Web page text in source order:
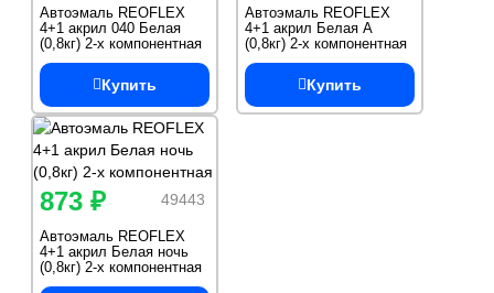
Автоэмаль REOFLEX
4+1 акрил 040 Белая
(0,8кг) 2-х компонентная
Купить
Автоэмаль REOFLEX
4+1 акрил Белая А
(0,8кг) 2-х компонентная
Купить
49443
873 ₽
Автоэмаль REOFLEX
4+1 акрил Белая ночь
(0,8кг) 2-х компонентная